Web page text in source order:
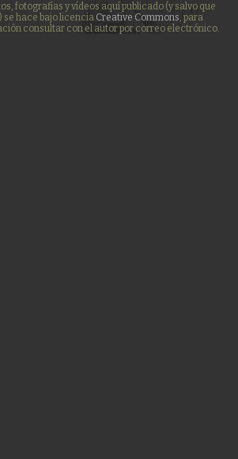
fotografías y vídeos aquí publicado (y salvo que
se hace bajo licencia Creative Commons, para
consultar con el autor por correo electrónico.